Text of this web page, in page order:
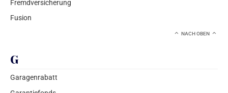
Fremdversicherung
Fusion
NACH OBEN
G
Garagenrabatt